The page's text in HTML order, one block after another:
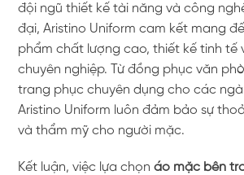
đội ngũ thiết kế tài năng và công
đại, Aristino Uniform cam kết mang
phẩm chất lượng cao, thiết kế tinh tế
chuyên nghiệp. Từ đồng phục văn
trang phục chuyên dụng cho các
Aristino Uniform luôn đảm bảo sự
và thẩm mỹ cho người mặc.
Kết luận, việc lựa chọnáo mặc bên